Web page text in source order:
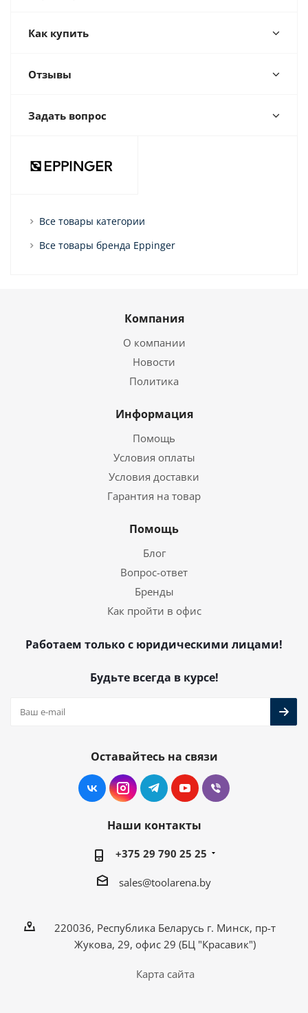
Как купить
Отзывы
Задать вопрос
Все товары категории
Все товары бренда Eppinger
Компания
О компании
Новости
Политика
Информация
Помощь
Условия оплаты
Условия доставки
Гарантия на товар
Помощь
Блог
Вопрос-ответ
Бренды
Как пройти в офис
Работаем только с юридическими лицами!
Будьте всегда в курсе!
Оставайтесь на связи
Наши контакты
+375 29 790 25 25
sales@toolarena.by
220036, Республика Беларусь г. Минск, пр-т
Жукова, 29, офис 29 (БЦ "Красавик")
Карта сайта